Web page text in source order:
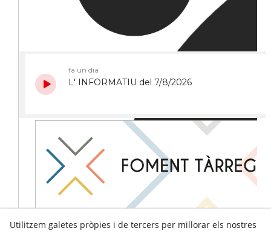
Utilitzem galetes pròpies i de tercers per millorar els nostres